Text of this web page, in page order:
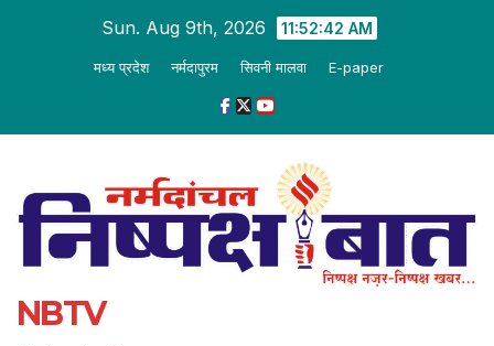
Sun. Aug 9th, 2026 11:52:43 AM
मध्य प्रदेश नर्मदापुरम सिवनी मालवा E-paper
NBTV